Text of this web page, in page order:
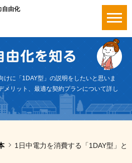
自由化
けに「1DAY型」の説明をしたいと思いま
メリット、最適な契約プランについて詳し
1日中電力を消費する「1DAY型」と